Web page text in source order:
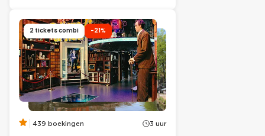
2 tickets combi -21%
439 boekingen 3 uur